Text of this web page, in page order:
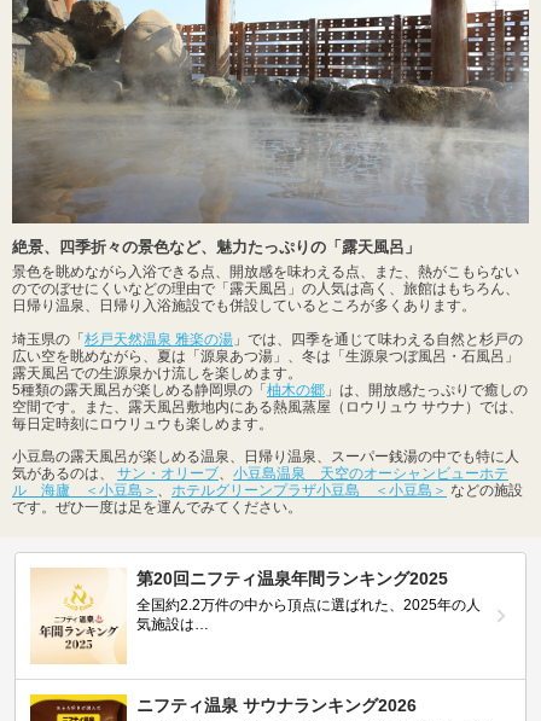
絶景、四季折々の景色など、魅力たっぷりの「露天風呂」
景色を眺めながら入浴できる点、開放感を味わえる点、また、熱がこもらない
のでのぼせにくいなどの理由で「露天風呂」の人気は高く、旅館はもちろん、
日帰り温泉、日帰り入浴施設でも併設しているところが多くあります。
埼玉県の「 杉戸天然温泉 雅楽の湯 」では、四季を通じて味わえる自然と杉戸の
広い空を眺めながら、夏は「源泉あつ湯」、冬は「生源泉つぼ風呂・石風呂」
露天風呂での生源泉かけ流しを楽しめます。
5種類の露天風呂が楽しめる静岡県の「 柚木の郷 」は、開放感たっぷりで癒しの
空間です。また、露天風呂敷地内にある熱風蒸屋（ロウリュウ サウナ）では、
毎日定時刻にロウリュウも楽しめます。
小豆島の露天風呂が楽しめる温泉、日帰り温泉、スーパー銭湯の中でも特に人
気があるのは、 サン・オリーブ、 小豆島温泉 天空のオーシャンビューホテ
ル 海廬 ＜小豆島＞ 、 ホテルグリーンプラザ小豆島 ＜小豆島＞ などの施設
です。ぜひ一度は足を運んでみてください。
第20回ニフティ温泉年間ランキング2025
全国約2.2万件の中から頂点に選ばれた、2025年の人
気施設は…
ニフティ温泉 サウナランキング2026